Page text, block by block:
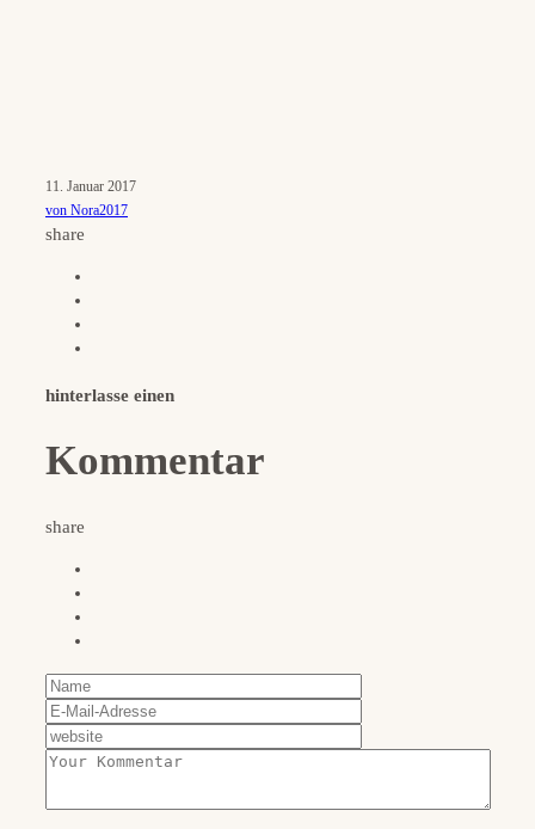
11. Januar 2017
von Nora2017
share
hinterlasse einen
Kommentar
share